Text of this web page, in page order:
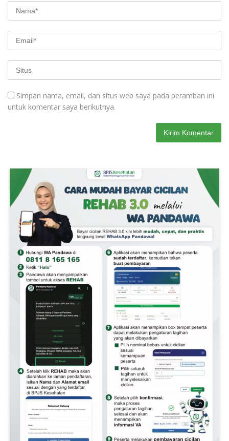
Simpan nama, email, dan situs web saya pada peramban ini
untuk komentar saya berikutnya.